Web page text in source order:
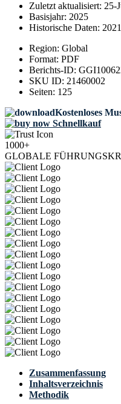
Zuletzt aktualisiert: 25-
Basisjahr: 2025
Historische Daten:
Region: Global
Format: PDF
Berichts-ID:
SKU ID: 21460002
Seiten: 125
Kostenloses
Schnellkauf
1000+
GLOBALE
Zusammenfassung
Inhaltsverzeichnis
Methodik